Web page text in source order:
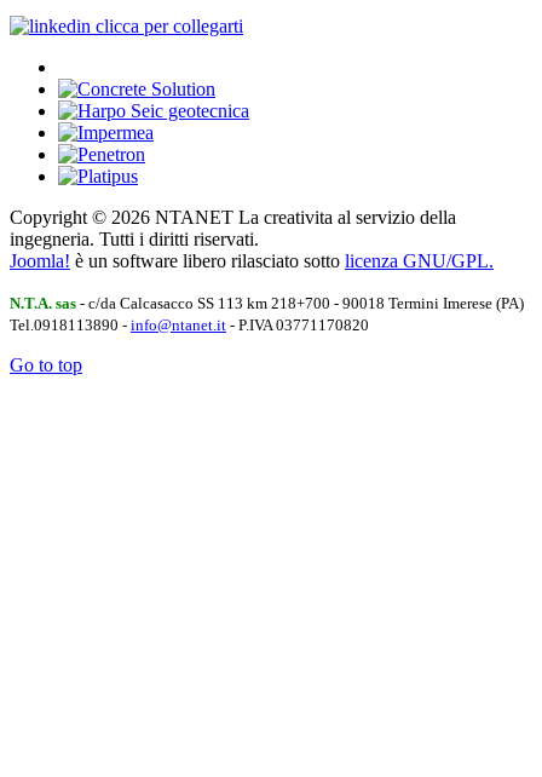
Copyright © 2026 NTANET La creativita al servizio della
ingegneria. Tutti i diritti riservati.
Joomla! è un software libero rilasciato sotto licenza GNU/GPL.
N.T.A. sas - c/da Calcasacco SS 113 km 218+700 - 90018 Termini Imerese (PA)
Tel.0918113890 - info@ntanet.it - P.IVA 03771170820
Go to top